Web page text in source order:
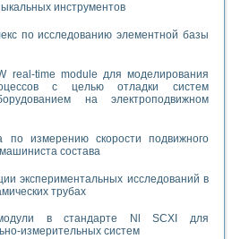
инструментов
по исследованию элементной базы
real-time module для моделирования
с целью отладки систем
на электроподвижном
по измерению скорости подвижного
состава
экспериментальных исследований в
трубах
модули в стандарте Nl SCXI для
измерительных систем